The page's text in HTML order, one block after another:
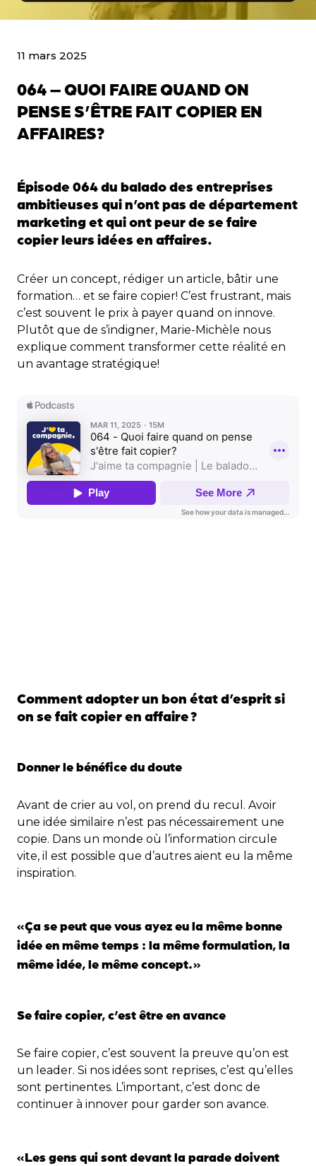
11 mars 2025
064 – QUOI FAIRE QUAND ON
PENSE S’ÊTRE FAIT COPIER EN
AFFAIRES?
Épisode 064 du balado des entreprises
ambitieuses qui n’ont pas de département
marketing et qui ont peur de se faire
copier leurs idées en affaires.
Créer un concept, rédiger un article, bâtir une
formation… et se faire copier! C’est frustrant, mais
c’est souvent le prix à payer quand on innove.
Plutôt que de s’indigner, Marie-Michèle nous
explique comment transformer cette réalité en
un avantage stratégique!
Comment adopter un bon état d’esprit si
on se fait copier en affaire?
Donner le bénéfice du doute
Avant de crier au vol, on prend du recul. Avoir
une idée similaire n’est pas nécessairement une
copie. Dans un monde où l’information circule
vite, il est possible que d’autres aient eu la même
inspiration.
«Ça se peut que vous ayez eu la même bonne
idée en même temps : la même formulation, la
même idée, le même concept.»
Se faire copier, c’est être en avance
Se faire copier, c’est souvent la preuve qu’on est
un leader. Si nos idées sont reprises, c’est qu’elles
sont pertinentes. L’important, c’est donc de
continuer à innover pour garder son avance.
«Les gens qui sont devant la parade doivent